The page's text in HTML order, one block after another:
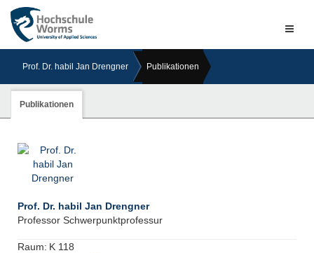
Prof. Dr. habil Jan Drengner Publikationen
Publikationen
Prof. Dr. habil Jan Drengner
Professor Schwerpunktprofessur
Raum: K 118